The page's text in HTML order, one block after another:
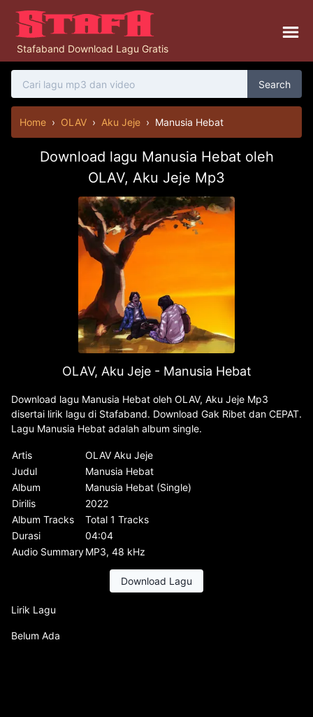
Stafaband Download Lagu Gratis
Search
Home › OLAV › Aku Jeje › Manusia Hebat
Download lagu Manusia Hebat oleh
OLAV, Aku Jeje Mp3
OLAV, Aku Jeje - Manusia Hebat
Download lagu Manusia Hebat oleh OLAV, Aku Jeje Mp3
disertai lirik lagu di Stafaband. Download Gak Ribet dan CEPAT.
Lagu Manusia Hebat adalah album single.
Artis
OLAV Aku Jeje
Judul
Manusia Hebat
Album
Manusia Hebat (Single)
Dirilis
2022
Album Tracks
Total 1 Tracks
Durasi
04:04
Audio SummaryMP3, 48 kHz
Download Lagu
Lirik Lagu
Belum Ada